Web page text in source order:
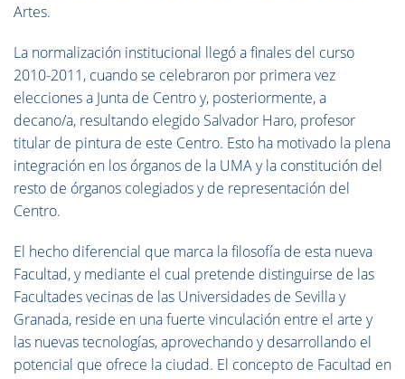
Artes.
La normalización institucional llegó a finales del curso
2010-2011, cuando se celebraron por primera vez
elecciones a Junta de Centro y, posteriormente, a
decano/a, resultando elegido Salvador Haro, profesor
titular de pintura de este Centro. Esto ha motivado la plena
integración en los órganos de la UMA y la constitución del
resto de órganos colegiados y de representación del
Centro.
El hecho diferencial que marca la filosofía de esta nueva
Facultad, y mediante el cual pretende distinguirse de las
Facultades vecinas de las Universidades de Sevilla y
Granada, reside en una fuerte vinculación entre el arte y
las nuevas tecnologías, aprovechando y desarrollando el
potencial que ofrece la ciudad. El concepto de Facultad en